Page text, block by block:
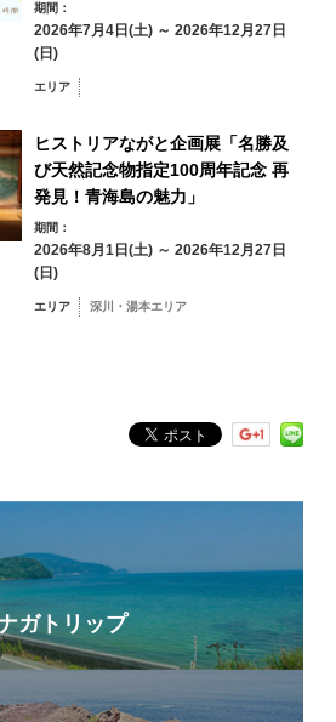
by Area
リア
青海島・通・仙
深川・湯本エリア
三隅エリア
期間：
2026年7月4日(土) ～ 2026年12月27日
(日)
エリア
ヒストリアながと企画展「名勝及
び天然記念物指定100周年記念 再
発見！青海島の魅力」
期間：
2026年8月1日(土) ～ 2026年12月27日
(日)
エリア 深川・湯本エリア
ガトリップ